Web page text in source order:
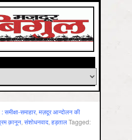
समाहार, मज़दूर आन्दोलन की
क़ानून, संशोधनवाद, हड़तालTagged: